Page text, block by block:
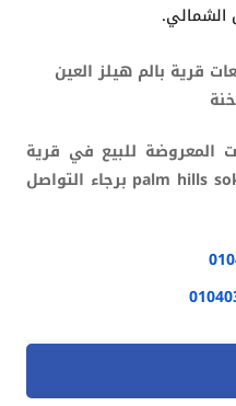
الشمالي.
قرية بالم هيلز العين
المعروضة للبيع في قرية
بالم هيلز العين السخنة palm hills sokhna برجاء التواصل